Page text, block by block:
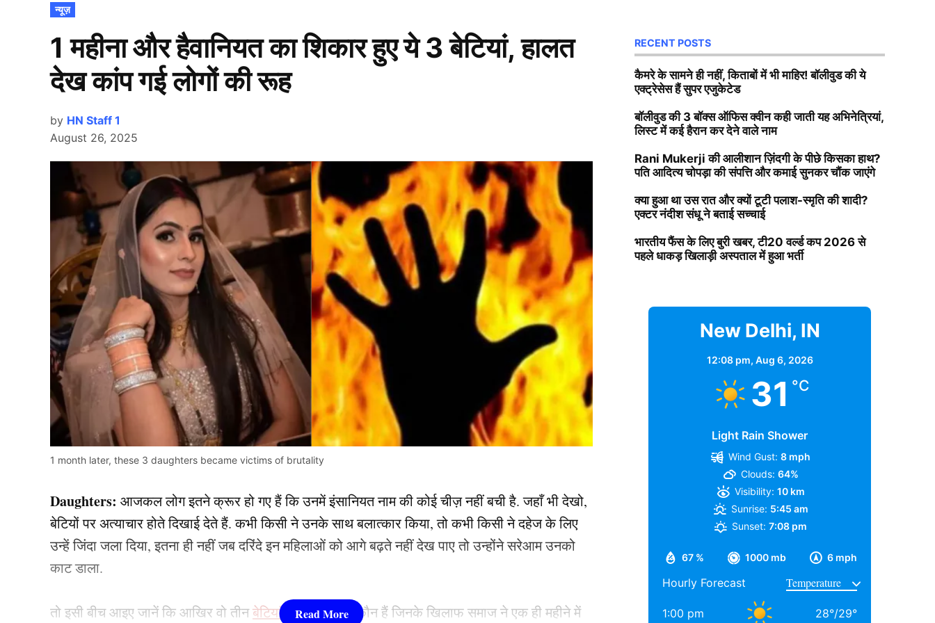
POSTED
IN
न्यूज़
1 महीना और हैवानियत का शिकार हुए ये 3 बेटियां, हालत
देख कांप गई लोगों की रूह
by HN Staff 1
August 26, 2025
1 month later, these 3 daughters became victims of brutality
Daughters: आजकल लोग इतने क्रूर हो गए हैं कि उनमें इंसानियत नाम की कोई चीज़ नहीं बची है. जहाँ भी देखो,
बेटियों पर अत्याचार होते दिखाई देते हैं. कभी किसी ने उनके साथ बलात्कार किया, तो कभी किसी ने दहेज के लिए
उन्हें जिंदा जला दिया, इतना ही नहीं जब दरिंदे इन महिलाओं को आगे बढ़ते नहीं देख पाए तो उन्होंने सरेआम उनको
काट डाला.
तो इसी बीच आइए जानें कि आखिर वो तीनबेटियां (Daughters)
कौन हैं जिनके खिलाफ समाज ने एक ही महीने में
RECENT POSTS
कैमरे के सामने ही नहीं, किताबों में भी माहिर! बॉलीवुड की ये
एक्ट्रेसेस हैं सुपर एजुकेटेड
बॉलीवुड की 3 बॉक्स ऑफिस क्वीन कही जाती यह अभिनेत्रियां,
लिस्ट में कई हैरान कर देने वाले नाम
Rani Mukerji की आलीशान ज़िंदगी के पीछे किसका हाथ?
पति आदित्य चोपड़ा की संपत्ति और कमाई सुनकर चौंक जाएंगे
क्या हुआ था उस रात और क्यों टूटी पलाश-स्मृति की शादी?
एक्टर नंदीश संधू ने बताई सच्चाई
भारतीय फैंस के लिए बुरी खबर, टी20 वर्ल्ड कप 2026 से
पहले धाकड़ खिलाड़ी अस्पताल में हुआ भर्ती
New Delhi, IN
12:08 pm, Aug 6, 2026
31 °C
Light Rain Shower
67 % 1000 mb 6 mph
Wind Gust: 8 mph
Clouds: 64%
Visibility: 10 km
Sunrise: 5:45 am
Sunset: 7:08 pm
Hourly Forecast
1:00 pm 28°/29°